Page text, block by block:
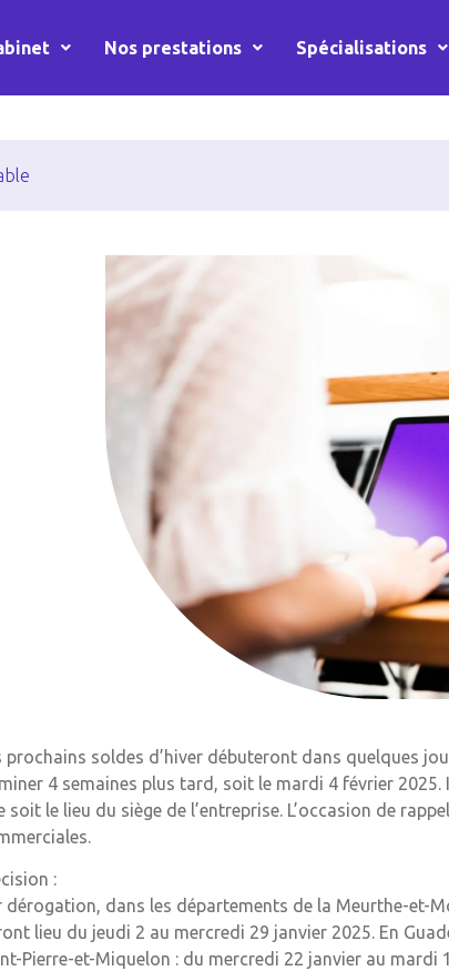
Nos prestations Spécialisations
prochains soldes d’hiver débuteront dans quelques
4 semaines plus tard, soit le mardi 4 février
soit le lieu du siège de l’entreprise. L’occasion de
:
dérogation, dans les départements de la Meurthe-et-
lieu du jeudi 2 au mercredi 29 janvier 2025. En
Pierre-et-Miquelon : du mercredi 22 janvier au mardi